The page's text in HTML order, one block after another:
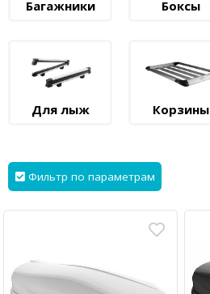
Багажники Боксы
Для лыж Корзины
Фильтр по параметрам